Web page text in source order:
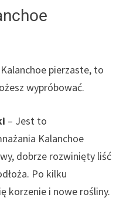
pierzaste, to
wypróbować.
– Jest to
Kalanchoe
dobrze rozwinięty liść
Po kilku
korzenie i nowe rośliny.